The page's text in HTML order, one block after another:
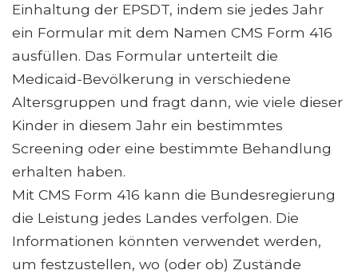
Einhaltung der EPSDT, indem sie jedes Jahr
ein Formular mit dem Namen CMS Form 416
ausfüllen. Das Formular unterteilt die
Medicaid-Bevölkerung in verschiedene
Altersgruppen und fragt dann, wie viele dieser
Kinder in diesem Jahr ein bestimmtes
Screening oder eine bestimmte Behandlung
erhalten haben.
Mit CMS Form 416 kann die Bundesregierung
die Leistung jedes Landes verfolgen. Die
Informationen könnten verwendet werden,
um festzustellen, wo (oder ob) Zustände